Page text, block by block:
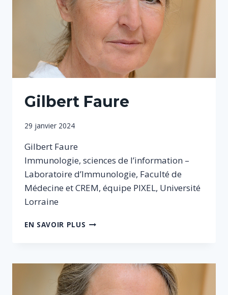
Gilbert Faure
Par
29 janvier 2024
Gilbert Faure
Immunologie, sciences de l’information –
Laboratoire d’Immunologie, Faculté de
Médecine et CREM, équipe PIXEL, Université
Lorraine
EN SAVOIR PLUS GILBERT